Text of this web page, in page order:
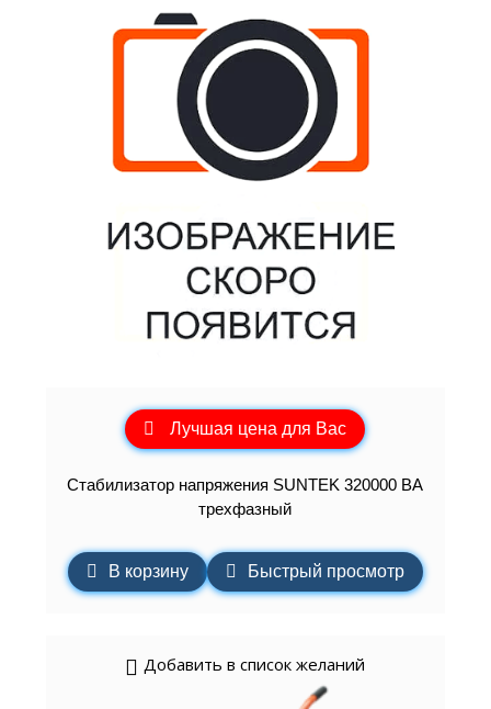
Лучшая цена для Вас
Стабилизатор напряжения SUNTEK 320000 ВА
трехфазный
В корзину Быстрый просмотр
Добавить в список желаний